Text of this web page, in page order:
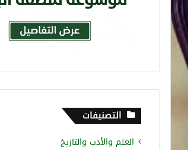
التصنيفات
العلم والأدب والتاريخ